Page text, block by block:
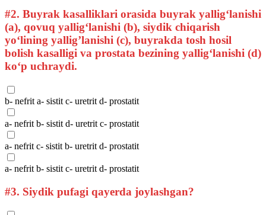
#2. Buyrak kasalliklari orasida buyrak yallig‘lanishi
(a), qovuq yallig‘lanishi (b), siydik chiqarish
yo‘lining yallig’lanishi (c), buyrakda tosh hosil
bolish kasalligi va prostata bezining yallig‘lanishi (d)
ko‘p uchraydi.
b- nefrit a- sistit c- uretrit d- prostatit
a- nefrit b- sistit d- uretrit c- prostatit
a- nefrit c- sistit b- uretrit d- prostatit
a- nefrit b- sistit c- uretrit d- prostatit
#3. Siydik pufagi qayerda joylashgan?